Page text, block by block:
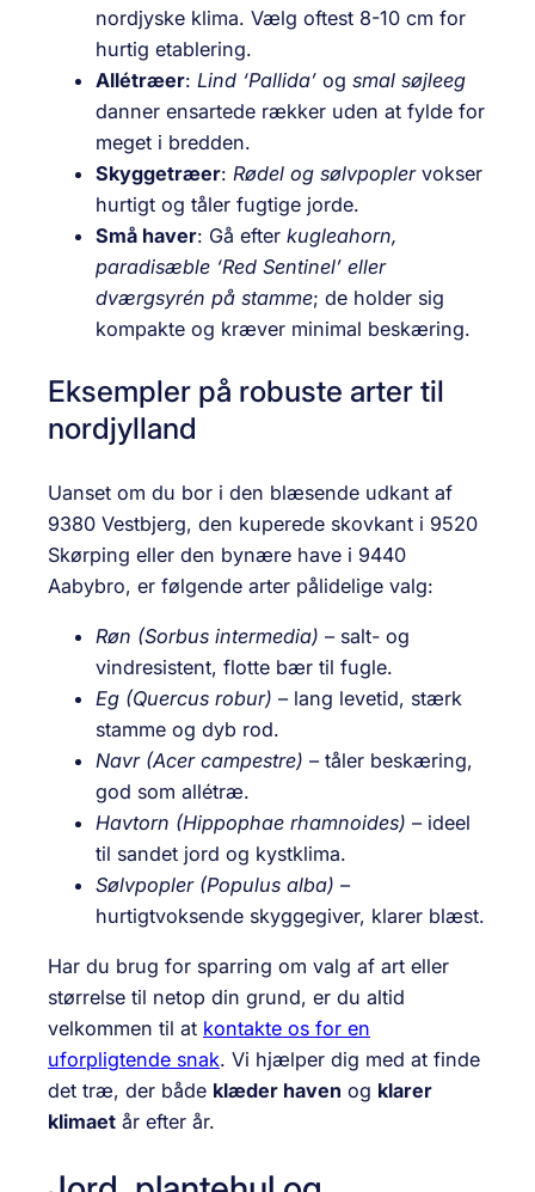
nordjyske klima. Vælg oftest 8-10 cm for
hurtig etablering.
Allétræer: Lind ‘Pallida’ og smal søjleeg
danner ensartede rækker uden at fylde for
meget i bredden.
Skyggetræer: Rødel og sølvpoplervokser
hurtigt og tåler fugtige jorde.
Små haver: Gå efter kugleahorn,
paradisæble ‘Red Sentinel’ eller
dværgsyrén på stamme; de holder sig
kompakte og kræver minimal beskæring.
Eksempler på robuste arter til
nordjylland
Uanset om du bor i den blæsende udkant af
9380 Vestbjerg, den kuperede skovkant i 9520
Skørping eller den bynære have i 9440
Aabybro, er følgende arter pålidelige valg:
Røn (Sorbus intermedia) – salt- og
vindresistent, flotte bær til fugle.
Eg (Quercus robur) – lang levetid, stærk
stamme og dyb rod.
Navr (Acer campestre) – tåler beskæring,
god som allétræ.
Havtorn (Hippophae rhamnoides) – ideel
til sandet jord og kystklima.
Sølvpopler (Populus alba) –
hurtigtvoksende skyggegiver, klarer blæst.
Har du brug for sparring om valg af art eller
størrelse til netop din grund, er du altid
velkommen til at kontakte os for en
uforpligtende snak. Vi hjælper dig med at finde
det træ, der både klæder haven og klarer
klimaet år efter år.